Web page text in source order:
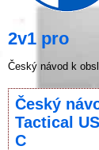
2v1 pro
Český návod k
Český
Tactical
C